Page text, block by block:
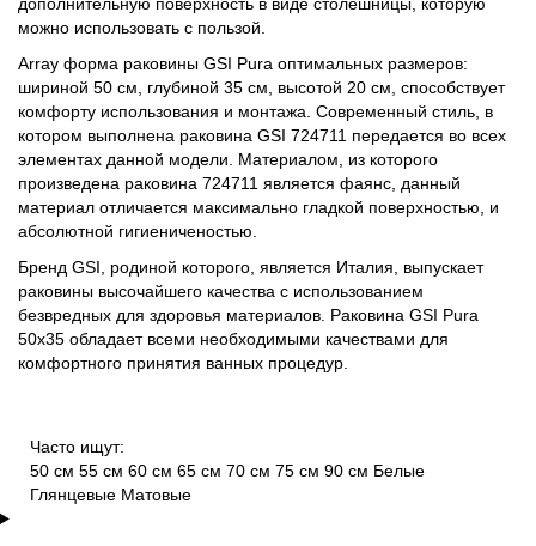
можно использовать с пользой.
Array форма раковины GSI Pura оптимальных размеров:
шириной 50 см, глубиной 35 см, высотой 20 см, способствует
комфорту использования и монтажа. Современный стиль, в
котором выполнена раковина GSI 724711 передается во всех
элементах данной модели. Материалом, из которого
произведена раковина 724711 является фаянс, данный
материал отличается максимально гладкой поверхностью, и
абсолютной гигиениченостью.
Бренд GSI, родиной которого, является Италия, выпускает
раковины высочайшего качества с использованием
безвредных для здоровья материалов. Раковина GSI Pura
50x35 обладает всеми необходимыми качествами для
комфортного принятия ванных процедур.
Часто ищут:
50 см 55 см 60 см 65 см 70 см 75 см 90 см Белые
Глянцевые Матовые